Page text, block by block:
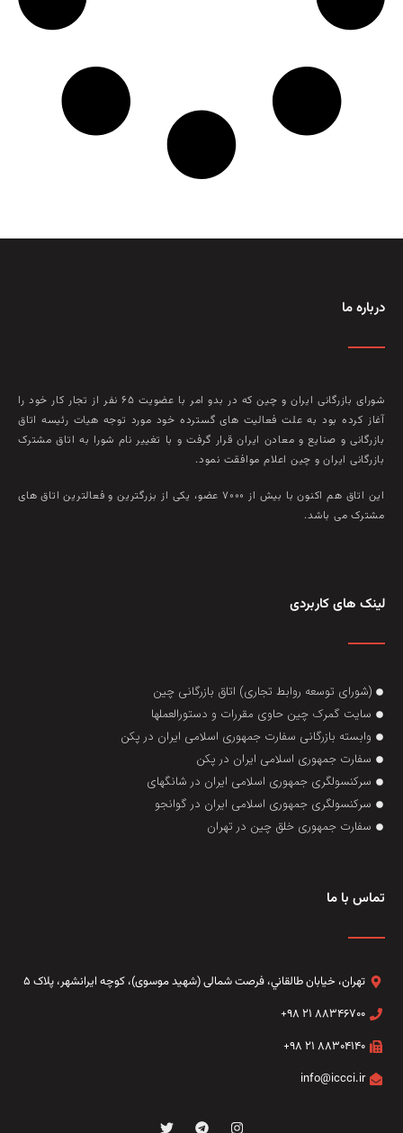
درباره ما
شورای بازرگانی ایران و چین که در بدو امر با عضويت ۶۵ نفر از تجار کار خود را
آغاز کرده بود به علت فعاليت‌ های گسترده خود مورد توجه هيات رئيسه اتاق
بازرگانی و صنايع و معادن ايران قرار گرفت و با تغيير نام شورا به اتاق مشترک
بازرگانی ايران و چين اعلام موافقت نمود.
این اتاق هم‌ اکنون با بيش از ۷۰۰۰ عضو، يکی از بزرگترين و فعالترين اتاق‌ های
مشترک می باشد.
لینک های کاربردی
(شورای توسعه روابط تجاری) اتاق بازرگانی چین
سایت گمرک چین حاوی مقررات و دستورالعملها
وابسته بازرگانی سفارت جمهوری اسلامی ایران در پکن
سفارت جمهوری اسلامی ایران در پکن
سرکنسولگری جمهوری اسلامی ایران در شانگهای
سرکنسولگری جمهوری اسلامی ایران در گوانجو
سفارت جمهوری خلق چین در تهران
تماس با ما
تهران، خيابان طالقاني،‌ فرصت شمالی (شهید موسوی)، کوچه ایرانشهر، پلاک ۵
۸۸۳۴۶۷۰۰ ۲۱ ۹۸+
۸۸۳۰۴۱۴۰ ۲۱ ۹۸+
info@iccci.ir